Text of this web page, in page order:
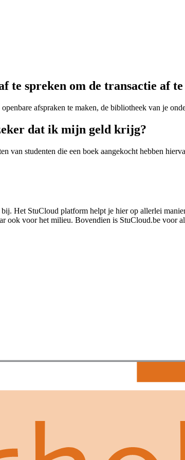
spreken om de transactie af te
afspraken te maken, de bibliotheek van je
dat ik mijn geld krijg?
van studenten die een boek aangekocht hebben
Het StuCloud platform helpt je hier op allerlei
ook voor het milieu. Bovendien is StuCloud.be voor